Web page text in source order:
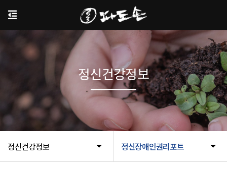
정신건강정보 정신장애인권리포트
정신건강정보